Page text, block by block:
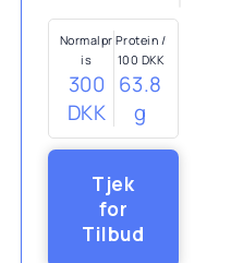
Normalpr
is
300
DKK
Protein /
100 DKK
63.8
g
Tjek
for
Tilbud